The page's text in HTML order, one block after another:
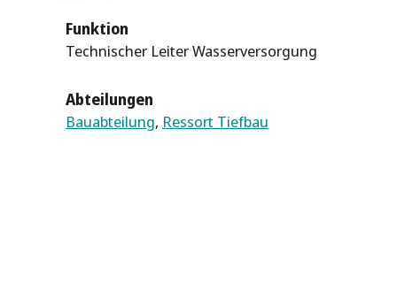
Funktion
Technischer Leiter Wasserversorgung
Abteilungen
Bauabteilung,Ressort Tiefbau